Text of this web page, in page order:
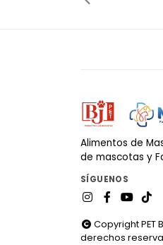
Alimentos de
de mascotas y
SÍGUENOS
Copyright PET
derechos